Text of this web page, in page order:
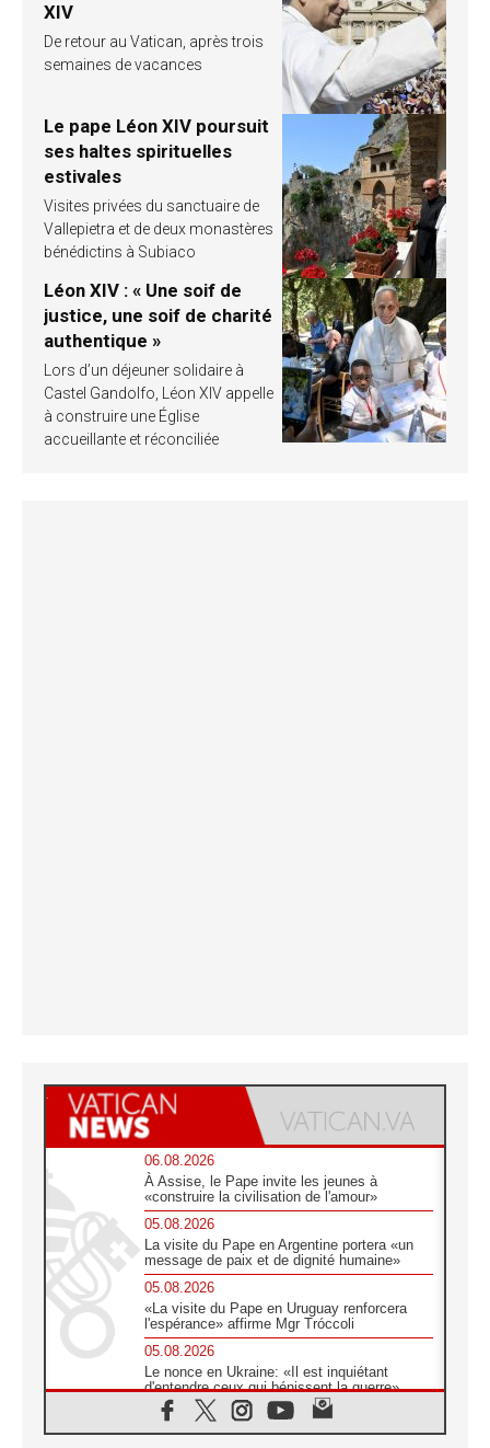
XIV
De retour au Vatican, après trois
semaines de vacances
Le pape Léon XIV poursuit
ses haltes spirituelles
estivales
Visites privées du sanctuaire de
Vallepietra et de deux monastères
bénédictins à Subiaco
Léon XIV : « Une soif de
justice, une soif de charité
authentique »
Lors d’un déjeuner solidaire à
Castel Gandolfo, Léon XIV appelle
à construire une Église
accueillante et réconciliée
06.08.2026
À Assise, le Pape invite les jeunes à
«construire la civilisation de l'amour»
05.08.2026
La visite du Pape en Argentine portera «un
message de paix et de dignité humaine»
05.08.2026
«La visite du Pape en Uruguay renforcera
l'espérance» affirme Mgr Tróccoli
05.08.2026
Le nonce en Ukraine: «Il est inquiétant
d'entendre ceux qui bénissent la guerre»
05.08.2026
Léon XIV au Pérou, une lueur d'espoir pour